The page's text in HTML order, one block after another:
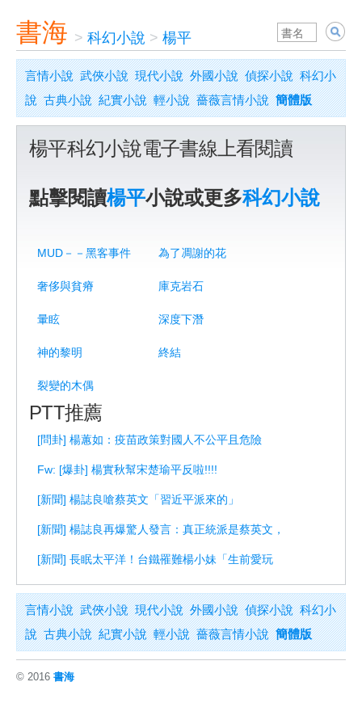
書海 > 科幻小說 > 楊平
言情小說 武俠小說 現代小說 外國小說 偵探小說 科幻小
說 古典小說 紀實小說 輕小說 薔薇言情小說 簡體版
楊平科幻小說電子書線上看閱讀
點擊閱讀楊平小說或更多科幻小說
MUD－－黑客事件 為了凋謝的花
奢侈與貧瘠 庫克岩石
暈眩 深度下潛
神的黎明 終結
裂變的木偶
PTT推薦
[問卦] 楊蕙如：疫苗政策對國人不公平且危險
Fw: [爆卦] 楊實秋幫宋楚瑜平反啦!!!!
[新聞] 楊誌良嗆蔡英文「習近平派來的」
[新聞] 楊誌良再爆驚人發言：真正統派是蔡英文，
[新聞] 長眠太平洋！台鐵罹難楊小妹「生前愛玩
言情小說 武俠小說 現代小說 外國小說 偵探小說 科幻小
說 古典小說 紀實小說 輕小說 薔薇言情小說 簡體版
© 2016 書海